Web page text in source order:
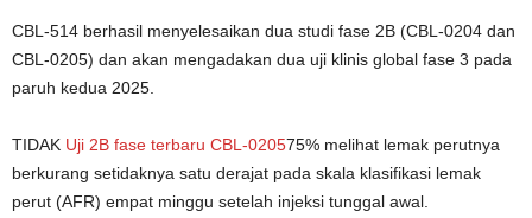
CBL-514 berhasil menyelesaikan dua studi fase 2B (CBL-0204 dan
CBL-0205) dan akan mengadakan dua uji klinis global fase 3 pada
paruh kedua 2025.
TIDAK Uji 2B fase terbaru CBL-020575% melihat lemak perutnya
berkurang setidaknya satu derajat pada skala klasifikasi lemak
perut (AFR) empat minggu setelah injeksi tunggal awal.